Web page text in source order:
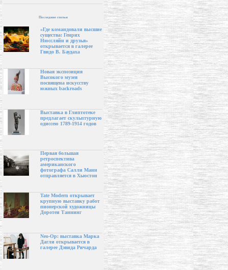
Последние статьи
«Где командовали высшие
существа: Генрих
Нюссляйн и друзья»
открывается в галерее
Гвидо В. Баудаха
Новая экспозиция
Высокого музея
посвящена искусству
южных backroads
Выставка в Глиптотеке
предлагает скульптурную
одиссею 1789-1914 годов
Первая большая
ретроспектива
американского
фотографа Салли Манн
отправляется в Хьюстон
Tate Modern открывает
крупную выставку работ
пионерской художницы
Доротеи Таннинг
Neo-Op: выставка Марка
Дагли открывается в
галерее Дэвида Ричарда